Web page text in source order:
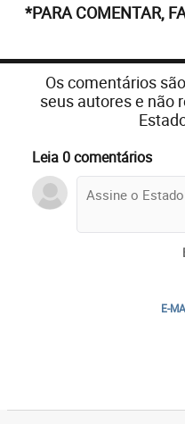
*PARA COMENTAR,
Os comentários
seus autores e não
Leia 0 comentários
E-